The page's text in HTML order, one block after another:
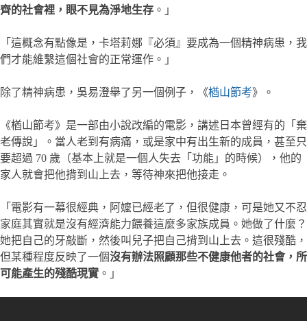
齊的社會裡，眼不見為淨地生存 。」
「這概念有點像是，卡塔莉娜『必須』要成為一個精神病患，我
們才能維繫這個社會的正常運作。」
除了精神病患，吳易澄舉了另一個例子，《楢山節考》。
《楢山節考》是一部由小說改編的電影，講述日本曾經有的「棄
老傳說」。當人老到有病痛，或是家中有出生新的成員，甚至只
要超過 70 歲（基本上就是一個人失去「功能」的時候），他的
家人就會把他揹到山上去，等待神來把他接走。
「電影有一幕很經典，阿嬤已經老了，但很健康，可是她又不忍
家庭其實就是沒有經濟能力餵養這麼多家族成員。她做了什麼？
她把自己的牙敲斷，然後叫兒子把自己揹到山上去。這很殘酷，
但某種程度反映了一個沒有辦法照顧那些不健康他者的社會，所
可能產生的殘酷現實 。」